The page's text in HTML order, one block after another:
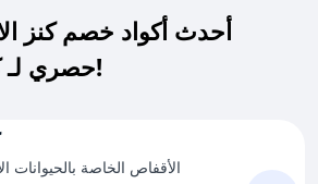
أحدث أكواد خصم كنز
حصري لـ كنز الاضواء الآن!
الأقفاص الخاصة بالحيوانات